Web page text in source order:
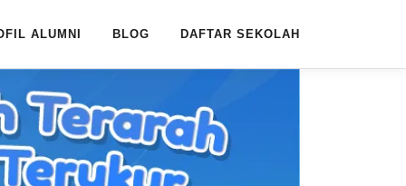
ALUMNI BLOG DAFTAR SEKOLAH